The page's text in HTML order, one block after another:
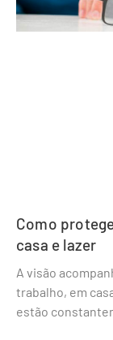
Como
casa e lazer
A visão
trabalho, em
estão